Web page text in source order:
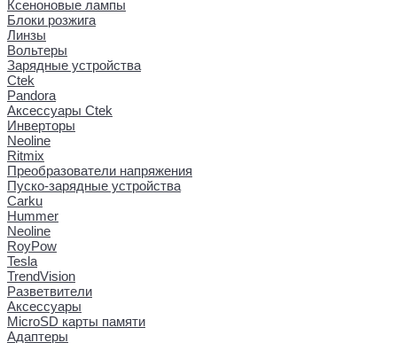
Ксеноновые лампы
Блоки розжига
Линзы
Вольтеры
Зарядные устройства
Ctek
Pandora
Аксессуары Ctek
Инверторы
Neoline
Ritmix
Преобразователи напряжения
Пуско-зарядные устройства
Carku
Hummer
Neoline
RoyPow
Tesla
TrendVision
Разветвители
Аксессуары
MicroSD карты памяти
Адаптеры